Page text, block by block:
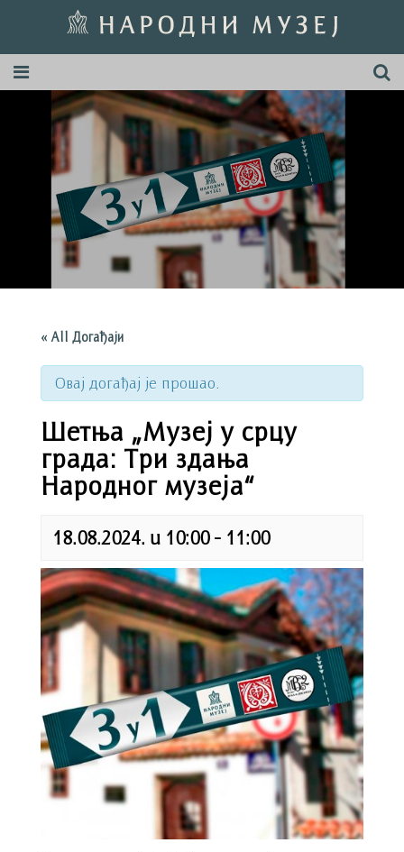
« All Догађаји
Овај догађај је прошао.
Шетња „Музеј у срцу
града: Три здања
Народног музеја“
18.08.2024. u 10:00- 11:00